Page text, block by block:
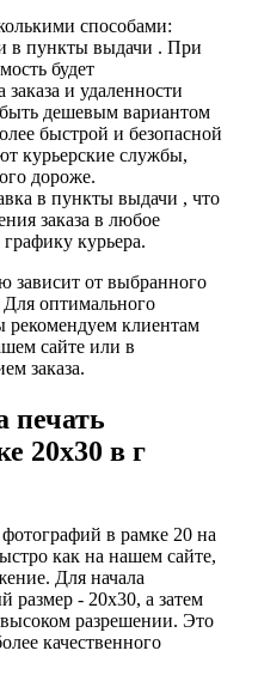
способами:
в пункты выдачи . При
будет
заказа и удаленности
дешевым вариантом
быстрой и безопасной
курьерские службы,
дороже.
в пункты выдачи , что
заказа в любое
курьера.
зависит от выбранного
Для оптимального
рекомендуем клиентам
сайте или в
заказа.
печать
20х30 в г
в рамке 20 на
как на нашем сайте,
Для начала
размер - 20х30, а затем
разрешении. Это
качественного